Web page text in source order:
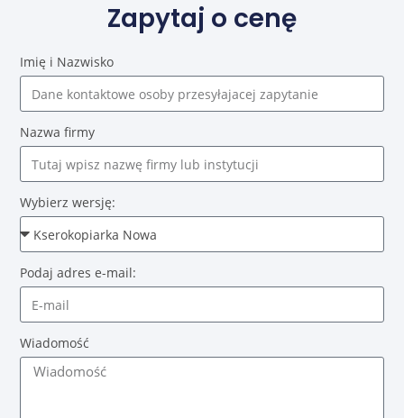
Zapytaj o cenę
Imię i Nazwisko
Nazwa firmy
Wybierz wersję:
Podaj adres e-mail:
Wiadomość